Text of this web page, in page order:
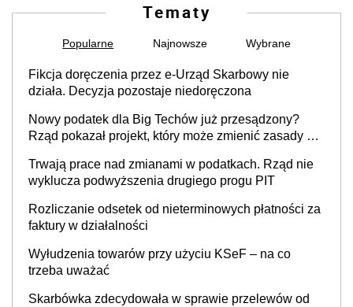
Tematy
Popularne Najnowsze Wybrane
Fikcja doręczenia przez e-Urząd Skarbowy nie
działa. Decyzja pozostaje niedoręczona
Nowy podatek dla Big Techów już przesądzony?
Rząd pokazał projekt, który może zmienić zasady gry
Trwają prace nad zmianami w podatkach. Rząd nie
wyklucza podwyższenia drugiego progu PIT
Rozliczanie odsetek od nieterminowych płatności za
faktury w działalności
Wyłudzenia towarów przy użyciu KSeF – na co
trzeba uważać
Skarbówka zdecydowała w sprawie przelewów od